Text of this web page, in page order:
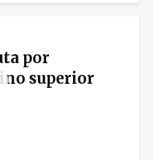
por
superior